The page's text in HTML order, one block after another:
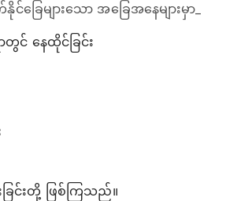
ခြေများသော အခြေအနေများမှာ_
င် နေထိုင်ခြင်း
ြင်းတို့ ဖြစ်ကြသည်။